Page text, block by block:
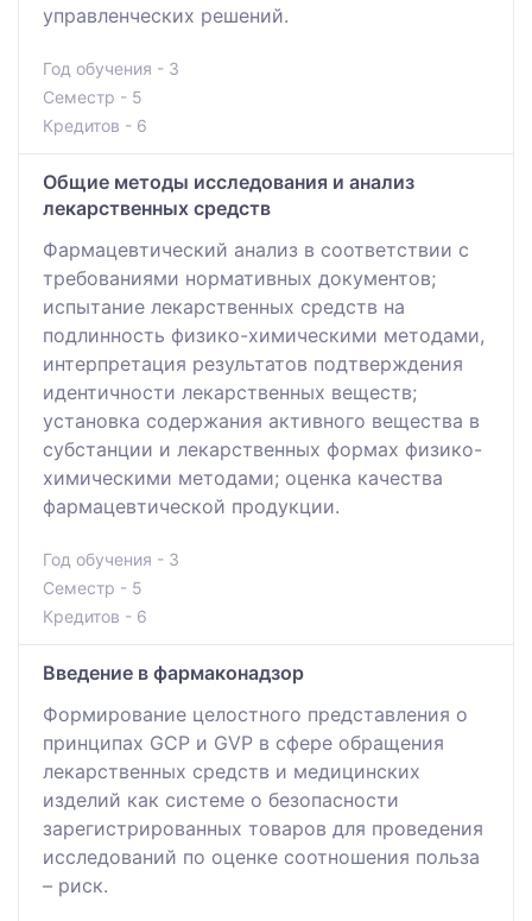
управленческих решений.
Год обучения - 3
Семестр - 5
Кредитов - 6
Общие методы исследования и анализ
лекарственных средств
Фармацевтический анализ в соответствии с
требованиями нормативных документов;
испытание лекарственных средств на
подлинность физико-химическими методами,
интерпретация результатов подтверждения
идентичности лекарственных веществ;
установка содержания активного вещества в
субстанции и лекарственных формах физико-
химическими методами; оценка качества
фармацевтической продукции.
Год обучения - 3
Семестр - 5
Кредитов - 6
Введение в фармаконадзор
Формирование целостного представления о
принципах GCP и GVP в сфере обращения
лекарственных средств и медицинских
изделий как системе о безопасности
зарегистрированных товаров для проведения
исследований по оценке соотношения польза
– риск.